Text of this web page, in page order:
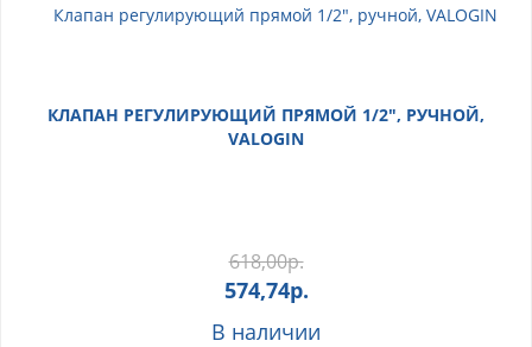
КЛАПАН РЕГУЛИРУЮЩИЙ ПРЯМОЙ 1/2", РУЧНОЙ,
VALOGIN
618,00р.
574,74р.
В наличии